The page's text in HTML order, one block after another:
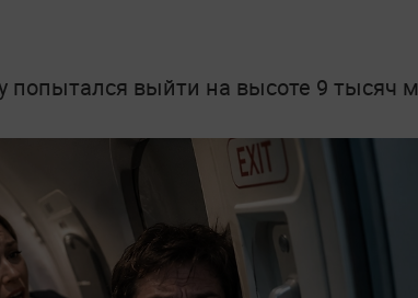
попытался выйти на высоте 9 тысяч м